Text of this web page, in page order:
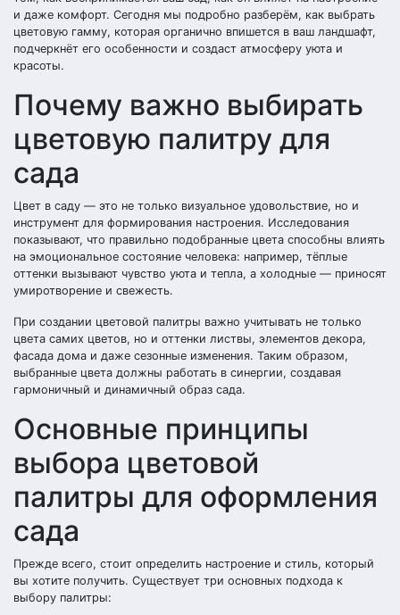
и даже комфорт. Сегодня мы подробно разберём, как выбрать
цветовую гамму, которая органично впишется в ваш ландшафт,
подчеркнёт его особенности и создаст атмосферу уюта и
красоты.
Почему важно выбирать
цветовую палитру для
сада
Цвет в саду — это не только визуальное удовольствие, но и
инструмент для формирования настроения. Исследования
показывают, что правильно подобранные цвета способны влиять
на эмоциональное состояние человека: например, тёплые
оттенки вызывают чувство уюта и тепла, а холодные — приносят
умиротворение и свежесть.
При создании цветовой палитры важно учитывать не только
цвета самих цветов, но и оттенки листвы, элементов декора,
фасада дома и даже сезонные изменения. Таким образом,
выбранные цвета должны работать в синергии, создавая
гармоничный и динамичный образ сада.
Основные принципы
выбора цветовой
палитры для оформления
сада
Прежде всего, стоит определить настроение и стиль, который
вы хотите получить. Существует три основных подхода к
выбору палитры: